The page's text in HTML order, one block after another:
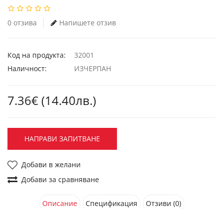
0 отзива Напишете отзив
Код на продукта:
32001
Наличност:
ИЗЧЕРПАН
7.36€ (14.40лв.)
Добави в желани
Добави за сравняване
НАПРАВИ ЗАПИТВАНЕ
Описание Спецификация Отзиви (0)